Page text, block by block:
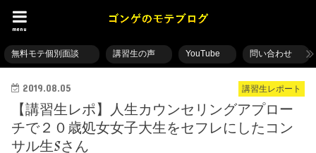
menu
無料モテ個別面談 講習生の声 YouTube 問い合わせ
講習生レポート
2019.08.05
【講習生レポ】人生カウンセリングアプロー
チで２０歳処女女子大生をセフレにしたコン
サル生Sさん